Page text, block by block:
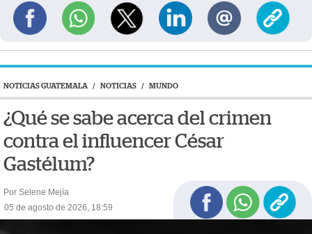
NOTICIAS GUATEMALA / NOTICIAS / MUNDO
¿Qué se sabe acerca del crimen
contra el influencer César
Gastélum?
Por Selene Mejía
05 de agosto de 2026, 18:59